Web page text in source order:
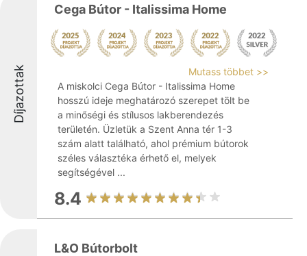
Díjazottak
Cega Bútor - Italissima Home
Mutass többet >>
A miskolci Cega Bútor - Italissima Home
hosszú ideje meghatározó szerepet tölt be
a minőségi és stílusos lakberendezés
területén. Üzletük a Szent Anna tér 1-3
szám alatt található, ahol prémium bútorok
széles választéka érhető el, melyek
segítségével ...
8.4
L&O Bútorbolt